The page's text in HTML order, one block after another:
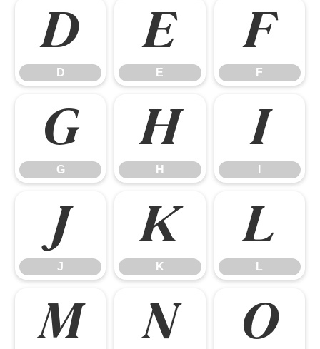
D
D
E
E
F
F
G
G
H
H
I
J
J
K
K
L
L
M N O